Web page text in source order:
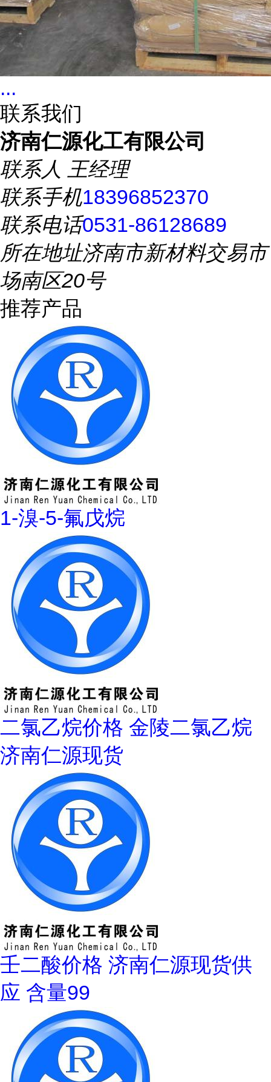
...
联系我们
济南仁源化工有限公司
联系人 王经理
联系手机18396852370
联系电话0531-86128689
所在地址济南市新材料交易市
场南区20号
推荐产品
1-溴-5-氟戊烷
二氯乙烷价格 金陵二氯乙烷
济南仁源现货
壬二酸价格 济南仁源现货供
应 含量99